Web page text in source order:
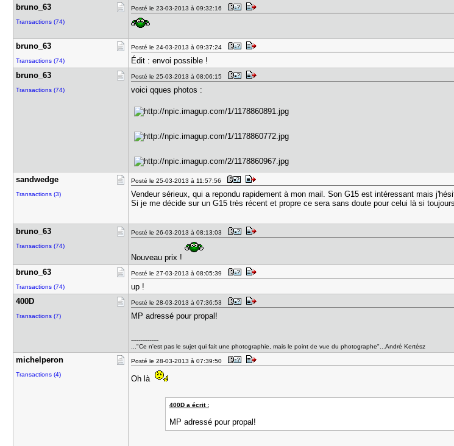
bruno_63
Transactions (74)
Posté le 23-03-2013 à 09:32:16
bruno_63
Transactions (74)
Posté le 24-03-2013 à 09:37:24
Édit : envoi possible !
bruno_63
Transactions (74)
Posté le 25-03-2013 à 08:06:15
voici qques photos :
sandwedge
Transactions (3)
Posté le 25-03-2013 à 11:57:56
Vendeur sérieux, qui a repondu rapidement à mon mail. Son G15 est intéressant mais
Si je me décide sur un G15 très récent et propre ce sera sans doute pour celui là si
bruno_63
Transactions (74)
Posté le 26-03-2013 à 08:13:03
Nouveau prix !
bruno_63
Transactions (74)
Posté le 27-03-2013 à 08:05:39
up !
400D
Transactions (7)
Posté le 28-03-2013 à 07:36:53
MP adressé pour propal!
---------------
..."Ce n'est pas le sujet qui fait une photographie, mais le point de vue du photographe"...André Kertész
michelpero​n
Transactions (4)
Posté le 28-03-2013 à 07:39:50
Oh là
400D a écrit :
MP adressé pour propal!